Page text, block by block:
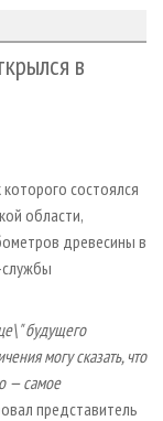
в
состоялся
области,
древесины в
будущего
могу сказать, что
— самое
представитель